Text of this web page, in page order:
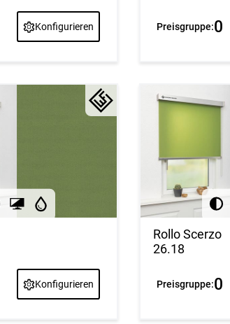
Konfigurieren Preisgruppe:0
Konfigurieren
Rollo Scerzo
26.18
Preisgruppe:0